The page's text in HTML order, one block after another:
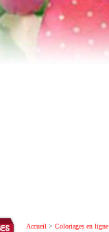
Accueil > Coloriages en ligne